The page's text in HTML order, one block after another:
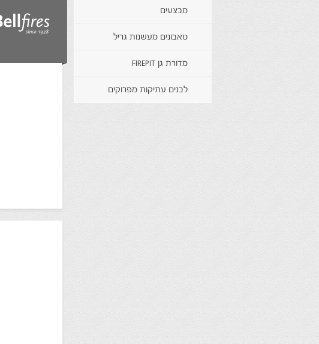
מבצעים
טאבונים מעשנות גריל
מדורת גן FIREPIT
לבנים עתיקות מפרוקים